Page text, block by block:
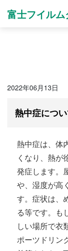
富士フイル
2022年06月13日
熱中症につ
熱中症は、体
くなり、熱が
発症します。
や、湿度が高
す。症状は、
る等です。も
しい場所で衣
ポーツドリン